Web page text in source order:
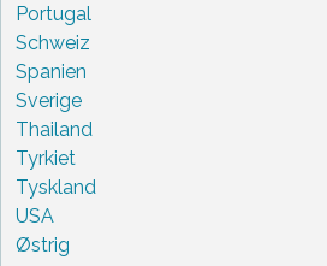
Portugal
Schweiz
Spanien
Sverige
Thailand
Tyrkiet
Tyskland
USA
Østrig